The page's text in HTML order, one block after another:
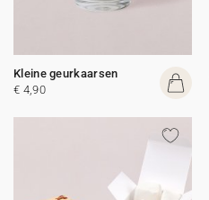
Kleine geurkaarsen
€ 4,90